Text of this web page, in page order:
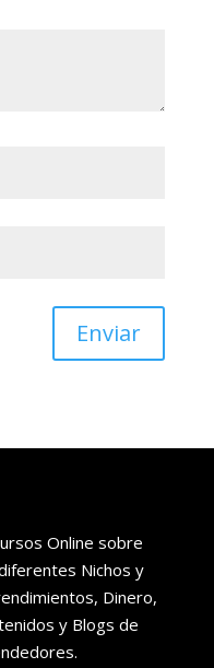
Enviar
Online sobre
Nichos y
Dinero,
y Blogs de